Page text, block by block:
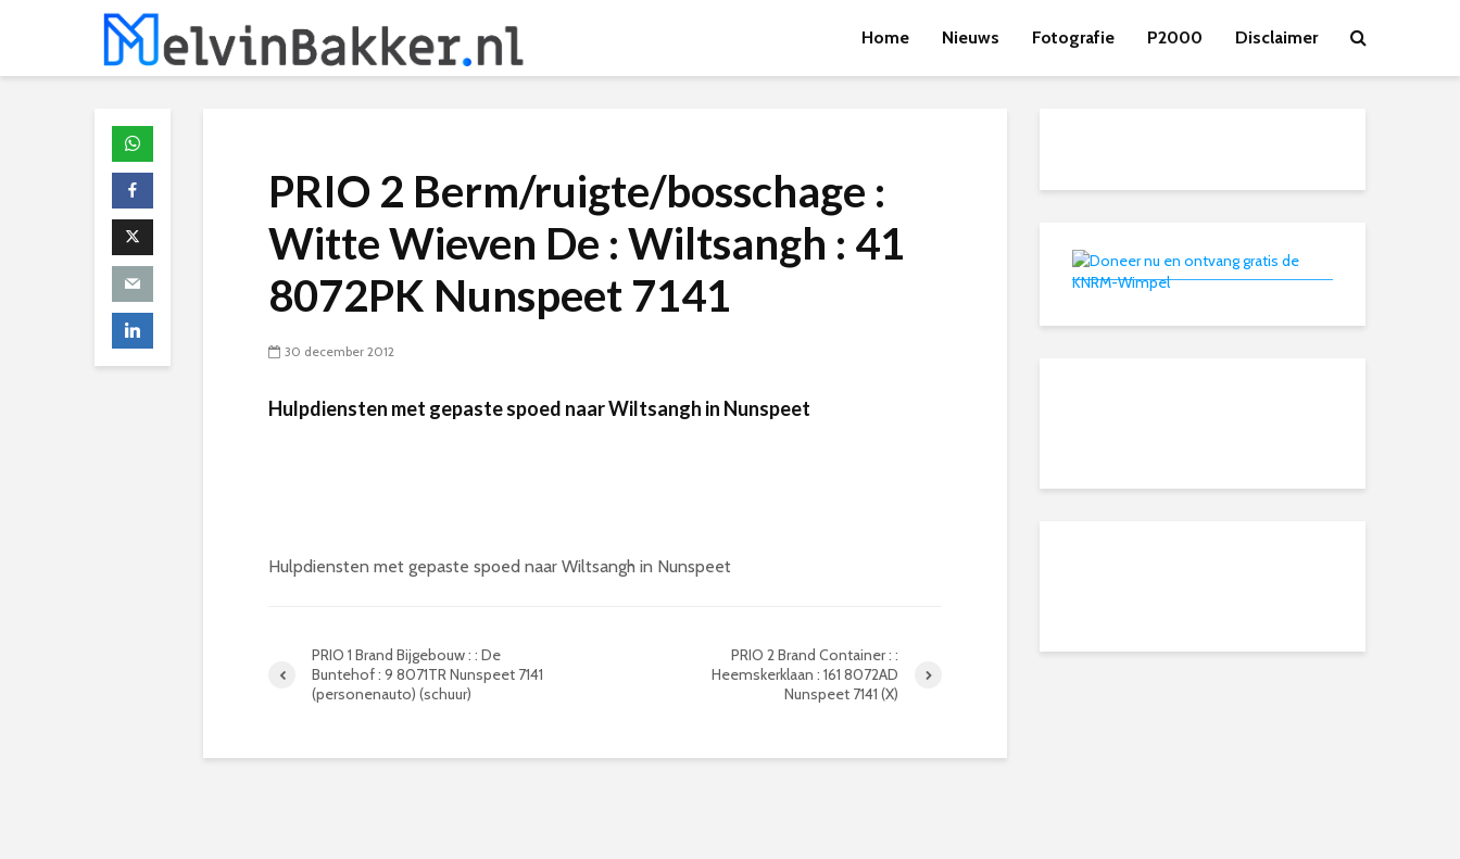
Home Nieuws Fotografie P2000 Disclaimer
PRIO 2 Berm/ruigte/bosschage :
Witte Wieven De : Wiltsangh : 41
8072PK Nunspeet 7141
30 december 2012
Hulpdiensten met gepaste spoed naar Wiltsangh in Nunspeet
Hulpdiensten met gepaste spoed naar Wiltsangh in Nunspeet
PRIO 1 Brand Bijgebouw : : De
Buntehof : 9 8071TR Nunspeet 7141
(personenauto) (schuur)
PRIO 2 Brand Container : :
Heemskerklaan : 161 8072AD
Nunspeet 7141 (X)